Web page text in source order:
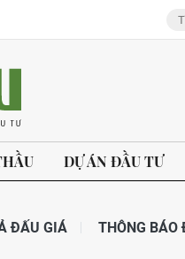
DỰ ÁN ĐẦU TƯ
ĐẤU GIÁ THÔNG BÁO